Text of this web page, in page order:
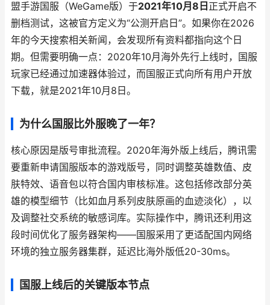
盟手游国服（WeGame版）于2021年10月8日 正式开启不
删档测试，这被官方定义为“公测开启日”。如果你在2026
年的今天搜索相关新闻，会发现所有资料都指向这个日
期。但需要明确一点：2020年10月海外先行上线时，国服
玩家已经通过加速器体验过，而国服正式向所有用户开放
下载，就是2021年10月8日。
为什么国服比外服晚了一年？
核心原因是版号审批流程。2020年海外版上线后，腾讯需
要重新申请国服版本的游戏版号，同时调整英雄数值、皮
肤特效、语音包以符合国内审核标准。这包括修改部分英
雄的模型细节（比如血月系列皮肤原画的血迹淡化），以
及调整社交系统的敏感词库。实际操作中，腾讯还利用这
段时间优化了服务器架构——国服采用了更适配国内网络
环境的独立服务器集群，延迟比海外版低20-30ms。
国服上线后的关键版本节点